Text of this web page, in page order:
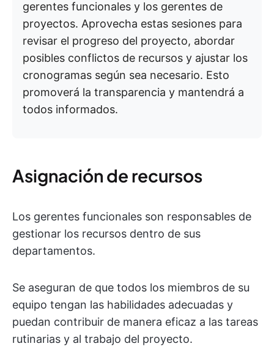
gerentes funcionales y los gerentes de
proyectos. Aprovecha estas sesiones para
revisar el progreso del proyecto, abordar
posibles conflictos de recursos y ajustar los
cronogramas según sea necesario. Esto
promoverá la transparencia y mantendrá a
todos informados.
Asignación de recursos
Los gerentes funcionales son responsables de
gestionar los recursos dentro de sus
departamentos.
Se aseguran de que todos los miembros de su
equipo tengan las habilidades adecuadas y
puedan contribuir de manera eficaz a las tareas
rutinarias y al trabajo del proyecto.